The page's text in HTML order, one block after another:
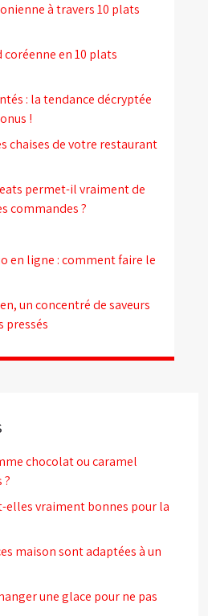
à travers 10 plats
en 10 plats
: la tendance décryptée
!
chaises de votre restaurant
permet-il vraiment de
commandes ?
en ligne : comment faire le
un concentré de saveurs
pressés
chocolat ou caramel
?
elles vraiment bonnes pour la
maison sont adaptées à un
une glace pour ne pas